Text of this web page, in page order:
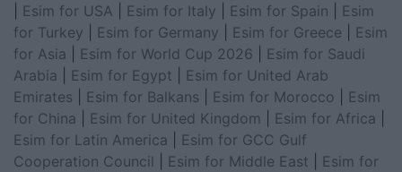
Esim for USA Esim for Italy Esim for Spain
Esim
for Turkey
Esim for Germany Esim for Greece
Esim
for Asia
Esim for World Cup 2026
Esim for Saudi
Arabia
Esim for Egypt
Esim for United Arab
Emirates
Esim for Balkans Esim for Morocco
Esim
for China
Esim for United Kingdom Esim for Africa
Esim for Latin America
Esim for GCC Gulf
Cooperation Council
Esim for Middle East
Esim for